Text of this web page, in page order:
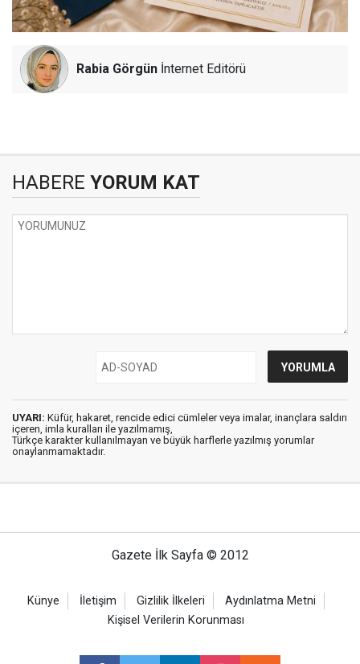
Rabia Görgün İnternet Editörü
HABERE YORUM KAT
UYARI: Küfür, hakaret, rencide edici cümleler veya imalar, inançlara saldırı
içeren, imla kuralları ile yazılmamış,
Türkçe karakter kullanılmayan ve büyük harflerle yazılmış yorumlar
onaylanmamaktadır.
Gazete İlk Sayfa © 2012
Künye İletişim Gizlilik İlkeleri
Aydınlatma Metni
Kişisel Verilerin Korunması